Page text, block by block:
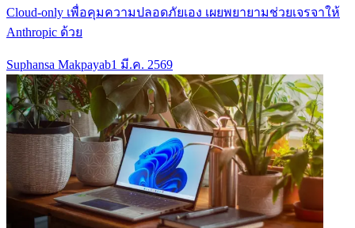
Cloud-only เพื่อคุมความปลอดภัยเอง เผยพยายามช่วยเจรจาให้
Anthropic ด้วย
Suphansa Makpayab1 มี.ค. 2569